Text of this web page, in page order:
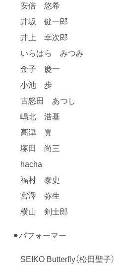
安倍 悠希
井坂 健一郎
井上 幸次郎
いらはら みつみ
金子 慶一
小池 歩
古怒田 あつし
嶋北 浩基
高津 翼
塚田 尚三
hacha
福村 泰史
宮澤 弥生
横山 剣士郎
⚫︎パフォーマー
SEIKO Butterfly（松田聖子）